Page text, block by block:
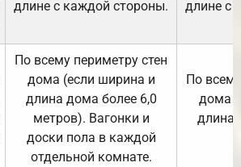
длине с каждой стороны.
длине с
По всему периметру стен
дома (если ширина и
длина дома более 6,0
метров). Вагонки и
доски пола в каждой
отдельной комнате.
По
дома
длина